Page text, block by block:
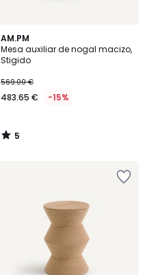
AM.PM
Mesa auxiliar de nogal macizo,
Stigido
569.00 €
483.65 € -15%
5
/
5
5
/